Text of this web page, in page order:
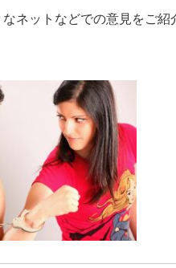
ネットなどでの意見をご紹